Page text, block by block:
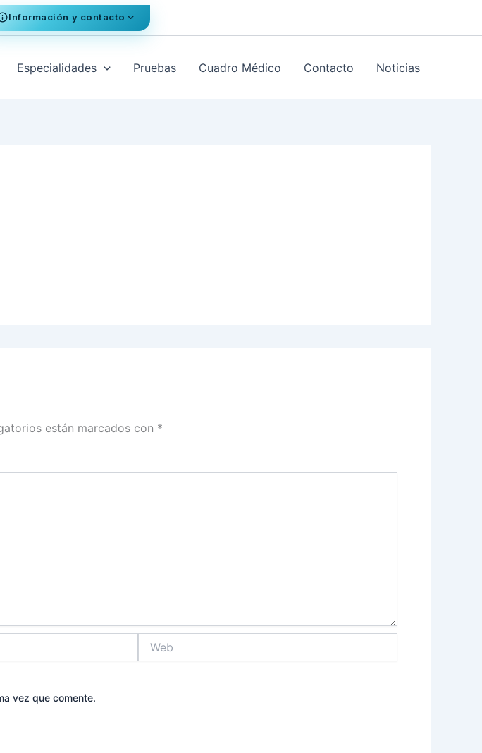
Información y contacto
Especialidades Pruebas Cuadro Médico Contacto Noticias
están marcados con *
vez que comente.